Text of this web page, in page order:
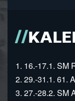
1. 16.-17.1. SM
2. 29.-31.1. 61.
3. 27.-28.2. SM